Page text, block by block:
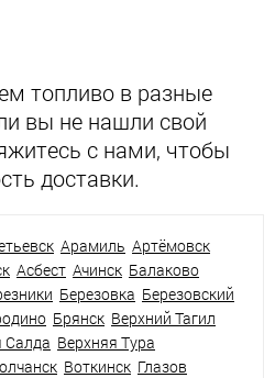
топливо в разные
вы не нашли свой
с нами, чтобы
доставки.
Арамиль Артёмовск
Асбест Ачинск Балаково
Березовка Березовский
Брянск Верхний Тагил
Салда Верхняя Тура
Воткинск Глазов